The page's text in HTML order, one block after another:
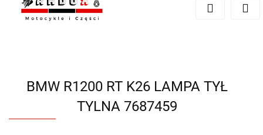
BMW R1200 RT K26 LAMPA TYŁ
TYLNA 7687459